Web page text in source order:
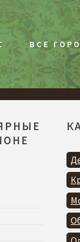
ВСЕ